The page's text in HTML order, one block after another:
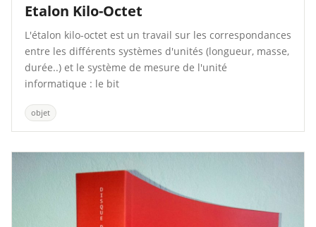
Etalon Kilo-Octet
L'étalon kilo-octet est un travail sur les correspondances
entre les différents systèmes d'unités (longueur, masse,
durée..) et le système de mesure de l'unité
informatique : le bit
objet